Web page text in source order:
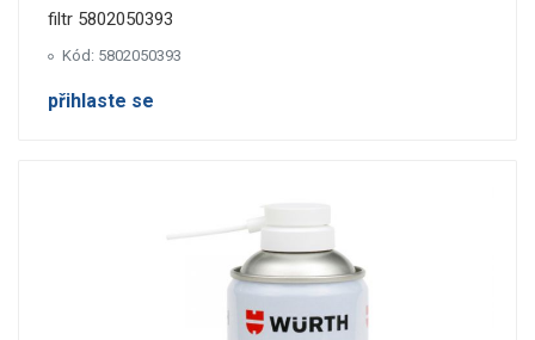
filtr 5802050393
Kód: 5802050393
přihlaste se